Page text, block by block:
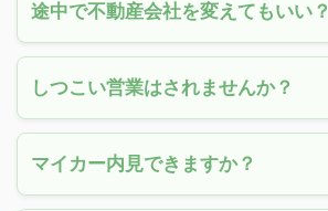
途中で不動産会社を変えてもいい？
しつこい営業はされませんか？
マイカー内見できますか？